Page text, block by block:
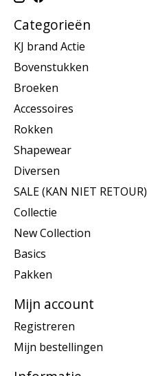
Categorieën
KJ brand Actie
Bovenstukken
Broeken
Accessoires
Rokken
Shapewear
Diversen
SALE (KAN NIET RETOUR)
Collectie
New Collection
Basics
Pakken
Mijn account
Registreren
Mijn bestellingen